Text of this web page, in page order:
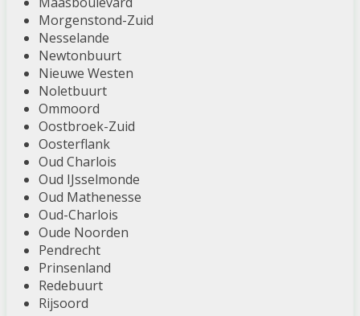
Morgenstond-Zuid
Nesselande
Newtonbuurt
Nieuwe Westen
Noletbuurt
Ommoord
Oostbroek-Zuid
Oosterflank
Oud Charlois
Oud IJsselmonde
Oud Mathenesse
Oud-Charlois
Oude Noorden
Pendrecht
Prinsenland
Redebuurt
Rijsoord